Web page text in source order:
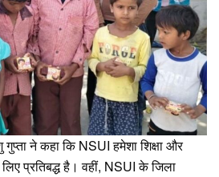
ने कहा कि NSUI हमेशा शिक्षा और
प्रतिबद्ध है। वहीं, NSUI के जिला